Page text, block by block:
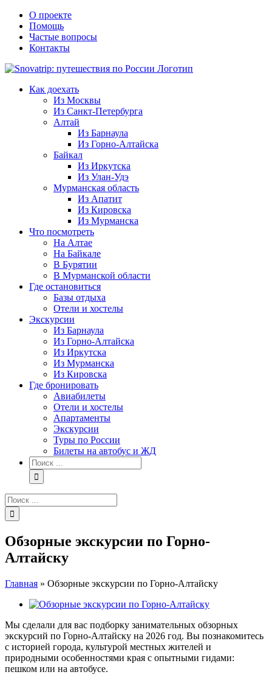
Skip
content
О проекте
Помощь
Частые вопросы
Контакты
Как доехать
Из Москвы
Из Санкт-Петербурга
Алтай
Из Барнаула
Из Горно-Алтайска
Байкал
Из Иркутска
Из Улан-Удэ
Мурманская область
Из Апатит
Из Кировска
Из Мурманска
Что посмотреть
На Алтае
На Байкале
В Бурятии
В Мурманской области
Где остановиться
Базы отдыха
Отели и хостелы
Экскурсии
Из Барнаула
Из Горно-Алтайска
Из Иркутска
Из Мурманска
Из Кировска
Где бронировать
Авиабилеты
Отели и хостелы
Апартаменты
Экскурсии
Туры по России
Билеты на автобус и ЖД
Результат
поиска:
Результат
поиска:
Обзорные экскурсии по Горно-
Алтайску
Главная » Обзорные экскурсии по Горно-Алтайску
View
Image
Мы сделали для вас подборку занимательных обзорных
экскурсий по Горно-Алтайску на 2026 год. Вы познакомитесь
с историей города, культурой местных жителей и
природными особенностями края с опытными гидами:
пешком или на автобусе.